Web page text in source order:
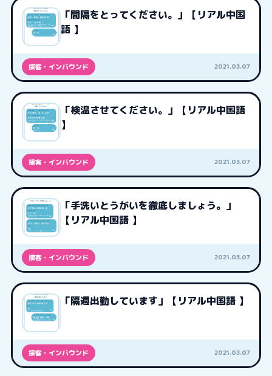
「間隔をとってください。」【リアル中国
語 】
接客・インバウンド 2021.03.07
「検温させてください。」【リアル中国語
】
接客・インバウンド 2021.03.07
「手洗いとうがいを徹底しましょう。」
【リアル中国語 】
接客・インバウンド 2021.03.07
「隔週出勤しています」【リアル中国語 】
接客・インバウンド 2021.03.07